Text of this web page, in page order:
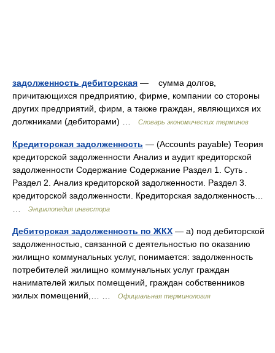
задолженность дебиторская — сумма долгов,
причитающихся предприятию, фирме, компании со стороны
других предприятий, фирм, а также граждан, являющихся их
должниками (дебиторами) …
Словарь экономических терминов
Кредиторская задолженность — (Accounts payable) Теория
кредиторской задолженности Анализ и аудит кредиторской
задолженности Содержание Содержание Раздел 1. Суть .
Раздел 2. Анализ кредиторской задолженности. Раздел 3.
кредиторской задолженности. Кредиторская задолженность…
Энциклопедия инвестора
Дебиторская задолженность по ЖКХ — а) под дебиторской
задолженностью, связанной с деятельностью по оказанию
жилищно коммунальных услуг, понимается: задолженность
потребителей жилищно коммунальных услуг граждан
нанимателей жилых помещений, граждан собственников
жилых помещений,… …
Официальная терминология